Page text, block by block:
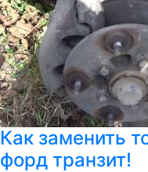
Как заменить
форд транзит!